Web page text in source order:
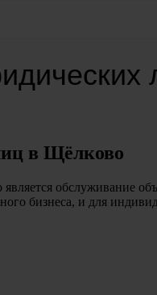
в Щёлково
обслуживание
бизнеса, и для